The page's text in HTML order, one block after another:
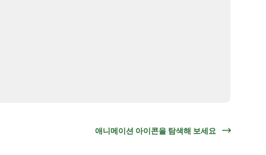
애니메이션 아이콘을 탐색해 보세요